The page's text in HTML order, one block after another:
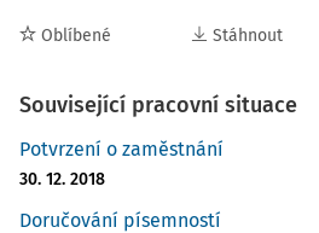
Oblíbené Stáhnout
Související pracovní situace
Potvrzení o zaměstnání
30. 12. 2018
Doručování písemností